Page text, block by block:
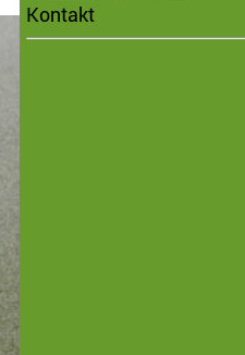
Kontakt